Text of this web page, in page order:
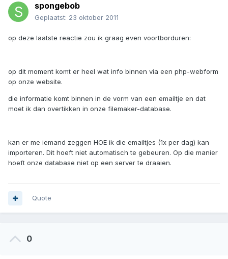
spongebob
Geplaatst: 23 oktober 2011
op deze laatste reactie zou ik graag even voortborduren:
op dit moment komt er heel wat info binnen via een php-webform
op onze website.
die informatie komt binnen in de vorm van een emailtje en dat
moet ik dan overtikken in onze filemaker-database.
kan er me iemand zeggen HOE ik die emailtjes (1x per dag) kan
importeren. Dit hoeft niet automatisch te gebeuren. Op die manier
hoeft onze database niet op een server te draaien.
Quote
0